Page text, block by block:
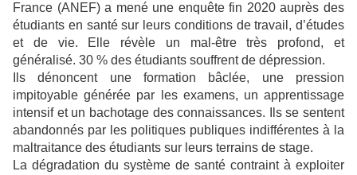
France (ANEF) a mené une enquête fin 2020 auprès des
étudiants en santé sur leurs conditions de travail, d’études
et de vie. Elle révèle un mal-être très profond, et
généralisé. 30 % des étudiants souffrent de dépression.
Ils dénoncent une formation bâclée, une pression
impitoyable générée par les examens, un apprentissage
intensif et un bachotage des connaissances. Ils se sentent
abandonnés par les politiques publiques indifférentes à la
maltraitance des étudiants sur leurs terrains de stage.
La dégradation du système de santé contraint à exploiter